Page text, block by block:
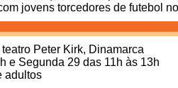
jovens torcedores de futebol
Peter Kirk, Dinamarca
e Segunda 29 das 11h às 13h
adultos